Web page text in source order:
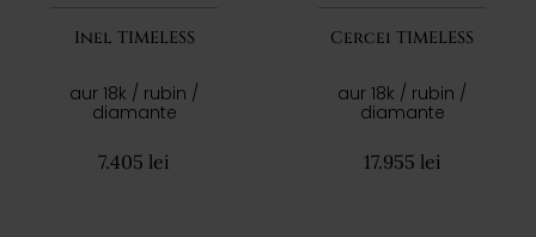
Inel TIMELESS
aur 18k / rubin /
diamante
7.405 lei
Cercei TIMELESS
aur 18k / rubin /
diamante
17.955 lei